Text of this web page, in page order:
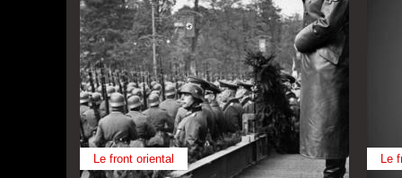
Le front oriental Le